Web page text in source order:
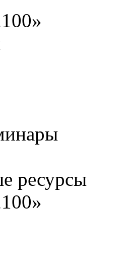
ресурсы